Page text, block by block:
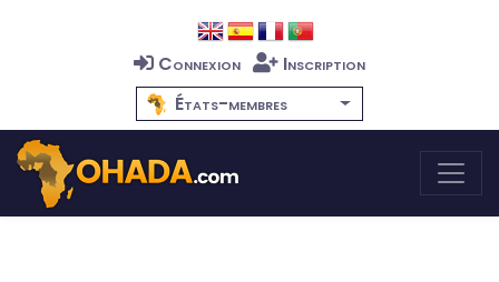
Connexion
Inscription
États-membres